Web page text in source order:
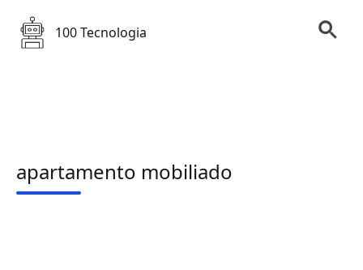
100 Tecnologia
apartamento mobiliado